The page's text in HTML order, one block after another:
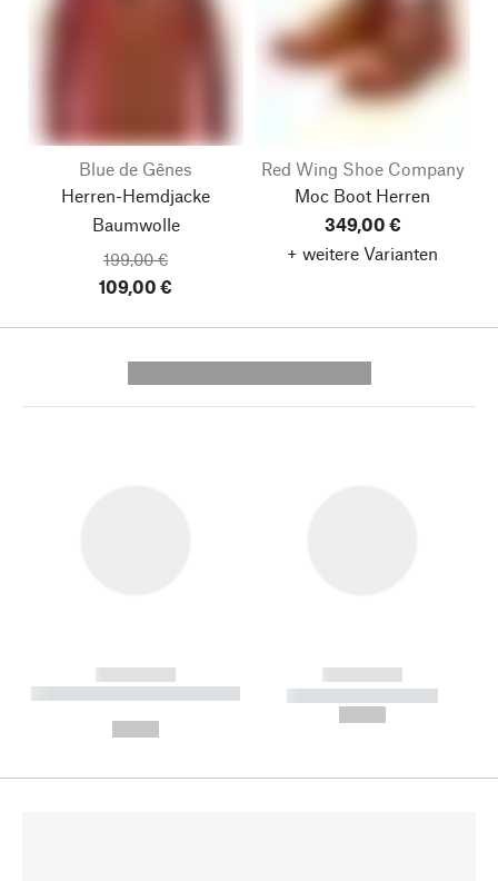
Blue de Gênes
Herren-Hemdjacke
Baumwolle
199,00 €
109,00 €
Red Wing Shoe Company
Moc Boot Herren
349,00 €
+ weitere Varianten
------------
----------- ----------- --------
------------
----------- -----------